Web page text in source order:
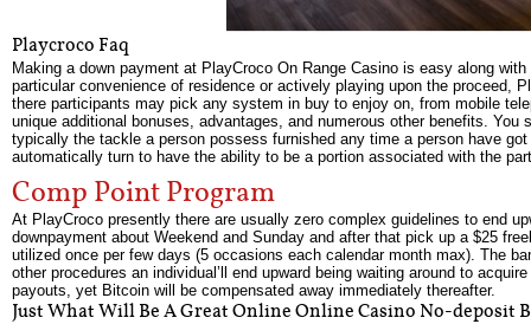
Playcroco Faq
Making a down payment at PlayCroco On Range Casino is easy along
particular convenience of residence or actively playing upon the proceed,
there participants may pick any system in buy to enjoy on, from mobile
unique additional bonuses, advantages, and numerous other benefits.
typically the tackle a person possess furnished any time a person have
automatically turn to have the ability to be a portion associated with the
Comp Point Program
At PlayCroco presently there are usually zero complex guidelines to end
downpayment about Weekend and Sunday and after that pick up a $25
utilized once per few days (5 occasions each calendar month max). The
other procedures an individual’ll end upward being waiting around to
payouts, yet Bitcoin will be compensated away immediately thereafter.
Just What Will Be A Great Online Online Casino No-deposit